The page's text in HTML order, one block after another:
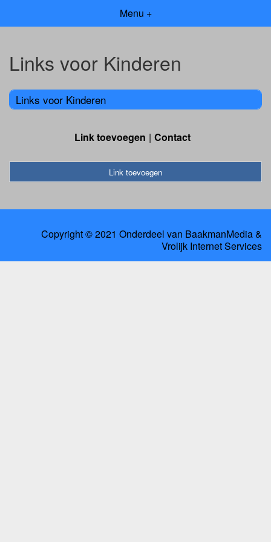
Menu +
Links voor Kinderen
Links voor Kinderen
Link toevoegen Contact
Link toevoegen
Copyright © 2021 Onderdeel van BaakmanMedia&
Vrolijk Internet Services